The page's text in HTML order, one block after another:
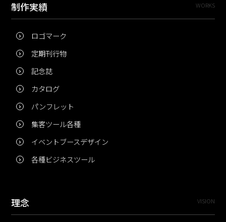
制作実績 WORKS
ロゴマーク
定期刊行物
記念誌
カタログ
パンフレット
集客ツール各種
イベントブースデザイン
各種ビジネスツール
理念 VISION